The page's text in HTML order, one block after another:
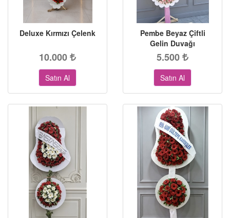
Deluxe Kırmızı Çelenk
10.000
Satın Al
Pembe Beyaz Çiftli
Gelin Duvağı
5.500
Satın Al